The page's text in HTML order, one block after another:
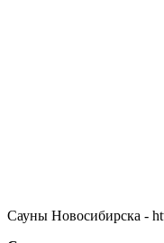
Сауны Новосибирска -